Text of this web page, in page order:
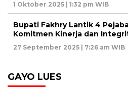
1 Oktober 2025 | 1:32 pm WIB
Bupati Fakhry Lantik 4
Komitmen Kinerja dan
27 September 2025 | 7:26 am WIB
GAYO LUES